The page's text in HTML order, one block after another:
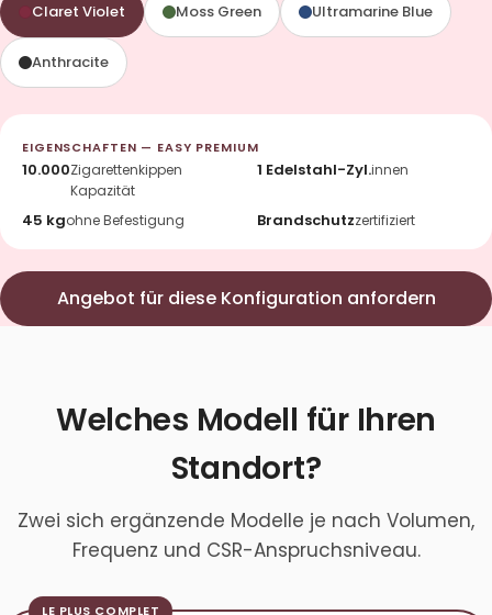
Claret Violet Moss Green Ultramarine Blue
Anthracite
EIGENSCHAFTEN — EASY PREMIUM
10.000Zigarettenkippen
Kapazität
1 Edelstahl-Zyl.innen
45 kgohne Befestigung Brandschutzzertifiziert
Angebot für diese Konfiguration anfordern
Welches Modell für Ihren
Standort?
Zwei sich ergänzende Modelle je nach Volumen,
Frequenz und CSR-Anspruchsniveau.